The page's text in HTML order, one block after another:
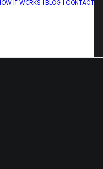
IT WORKS | BLOG | CONTACT